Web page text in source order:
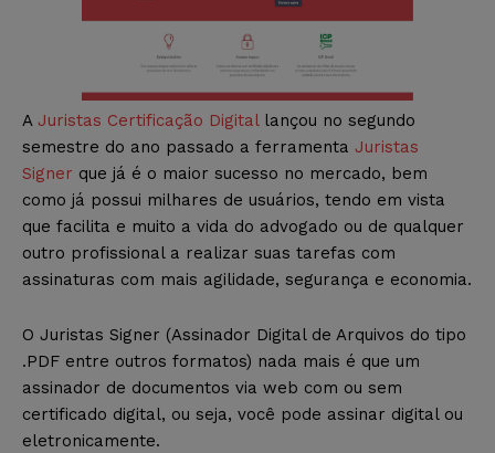
AJuristas Certificação Digitallançou no segundo
semestre do ano passado a ferramenta Juristas
Signer que já é o maior sucesso no mercado, bem
como já possui milhares de usuários, tendo em vista
que facilita e muito a vida do advogado ou de qualquer
outro profissional a realizar suas tarefas com
assinaturas com mais agilidade, segurança e economia.
O Juristas Signer (Assinador Digital de Arquivos do tipo
.PDF entre outros formatos) nada mais é que um
assinador de documentos via web com ou sem
certificado digital, ou seja, você pode assinar digital ou
eletronicamente.